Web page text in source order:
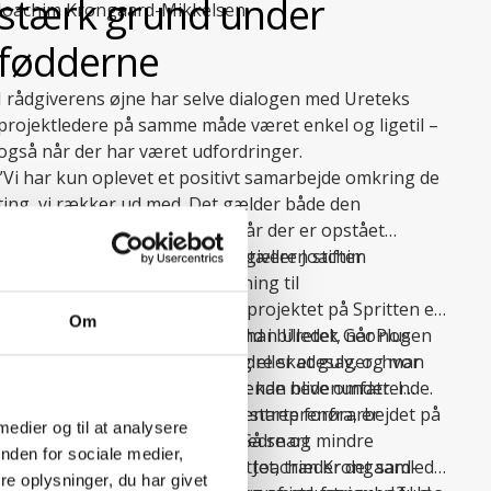
Om
og til at analysere
for sociale medier,
oplysninger, du har givet
Krongaard-Mikkelsen.
grund under
rådgiverens øjne har selve dialogen med Ureteks
på samme måde været enkel og ligetil –
når der har været udfordringer.
har kun oplevet et positivt samarbejde omkring de
vi rækker ud med. Det gælder både den
almindelige planlægning, og når der er opstået
vanskeligheder undervejs,” fortæller Joachim
Det er ikke første gang, at rådgiveren stifter
bekendtskab med Ureteks løsning til
grundforstærkning. For mens projektet på Spritten er
stort og komplekst, beskriver han Uretek GeoPlus
en helt ideel løsning i mindre skadesager, hvor
klassisk efterfundering hurtigt kan blive omfattende.
“Vi bringer som regel Uretek ind i billedet, når nogen
med skader på en bygning eller et gulv, og man
mistænker noget sætningsgivende nedenunder. I
stedet for at flå det hele op og starte forfra, er
ofte en økonomisk bedre og mindre
løsning,” afslutter Joachim Krongaard-
I mellemtiden fortsætter NCC entreprenørarbejdet på
omdrejninger i Aalborg. Så snart
er afsluttet, træder det samlede